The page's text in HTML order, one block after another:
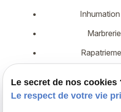
Le secret de nos cookies
Le respect de votre vie